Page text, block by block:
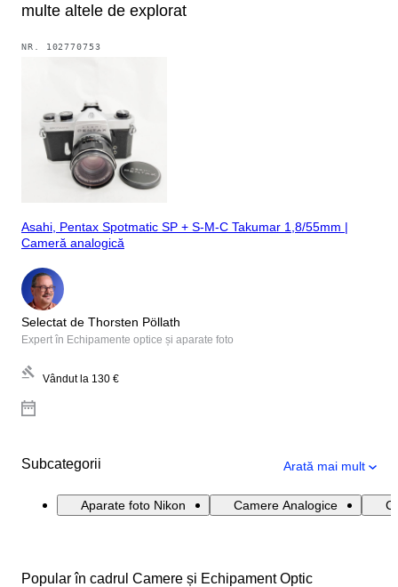
multe altele de explorat
NR. 102770753
Asahi, Pentax Spotmatic SP + S-M-C Takumar 1,8/55mm |
Cameră analogică
Selectat de Thorsten Pöllath
Expert în Echipamente optice și aparate foto
Vândut la 130 €
Subcategorii Arată mai mult
Aparate foto Nikon Camere Analogice
Popular în cadrul Camere și Echipament Optic